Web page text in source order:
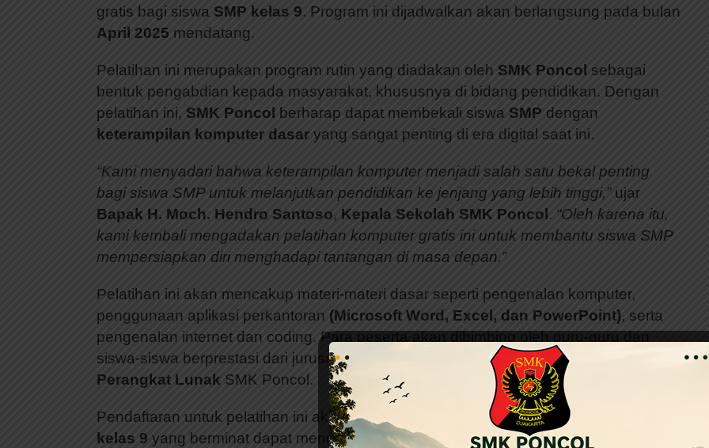
gratis bagi siswa SMP kelas 9. Program ini dijadwalkan akan berlangsung pada bulan
April 2025 mendatang.
Pelatihan ini merupakan program rutin yang diadakan oleh SMK Poncol sebagai
bentuk pengabdian kepada masyarakat, khususnya di bidang pendidikan. Dengan
pelatihan ini, SMK Poncol berharap dapat membekali siswa SMP dengan
keterampilan komputer dasar yang sangat penting di era digital saat ini.
“Kami menyadari bahwa keterampilan komputer menjadi salah satu bekal penting
bagi siswa SMP untuk melanjutkan pendidikan ke jenjang yang lebih tinggi,”ujar
Bapak H. Moch. Hendro Santoso, Kepala Sekolah SMK Poncol . “Oleh karena itu,
kami kembali mengadakan pelatihan komputer gratis ini untuk membantu siswa SMP
mempersiapkan diri menghadapi tantangan di masa depan.”
Pelatihan ini akan mencakup materi-materi dasar seperti pengenalan komputer,
penggunaan aplikasi perkantoran (Microsoft Word, Excel, dan PowerPoint), serta
pengenalan internet dan coding. Para peserta akan dibimbing oleh guru-guru dan
siswa-siswa berprestasi dari jurusanTeknik Komputer Jaringandan
Perangkat Lunak SMK Poncol.
Pendaftaran untuk pelatihan ini akan dibuka mulai bulan Maret 2025. Siswa
kelas 9 yang berminat dapat mendaftarkan diri melalui sekolah masing-masing atau